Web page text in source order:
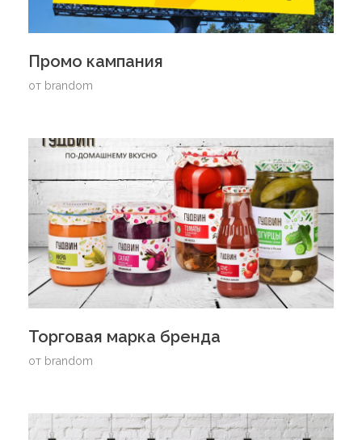
Промо кампания
от brandom
Торговая марка бренда
от brandom